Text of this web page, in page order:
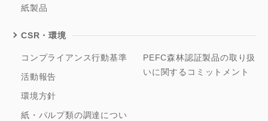
紙製品
CSR・環境
コンプライアンス行動基準
活動報告
環境方針
紙・パルプ類の調達につい
PEFC森林認証製品の取り扱
いに関するコミットメント